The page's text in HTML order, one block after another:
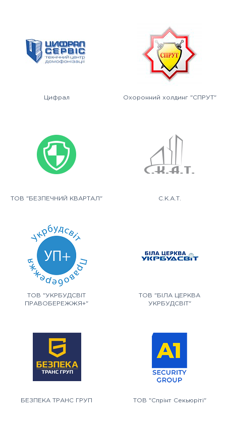
Цифрал Охоронний холдинг "СПРУТ"
ТОВ "БЕЗПЕЧНИЙ КВАРТАЛ" С.К.А.Т.
ТОВ "УКРБУДСВІТ
ПРАВОБЕРЕЖЖЯ+"
ТОВ "БІЛА ЦЕРКВА
УКРБУДСВІТ"
БЕЗПЕКА ТРАНС ГРУП ТОВ "Спрінт Секьюріті"